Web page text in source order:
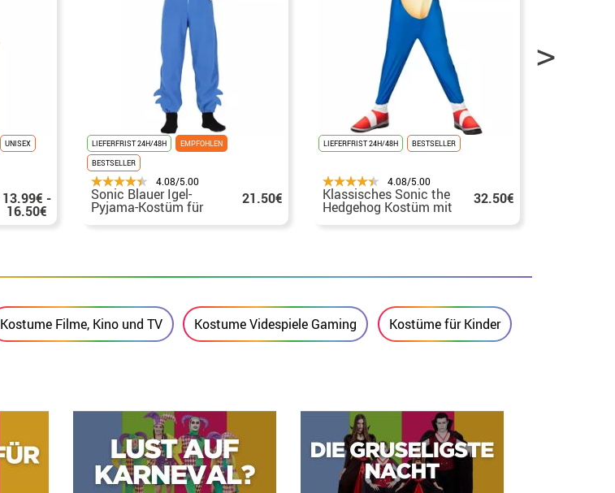
UNISEX
13.99€ -
16.50€
LIEFERFRIST 24H/48H
EMPFOHLEN
BESTSELLER
4.08/5.00
Sonic Blauer Igel-
Pyjama-Kostüm für
Kinder
21.50€
LIEFERFRIST 24H/48H BESTSELLER
4.08/5.00
Klassisches Sonic the
Hedgehog Kostüm mit
Maske für Kinder
32.50€
Kostume Filme, Kino und TV Kostume Videspiele Gaming Kostüme für Kinder